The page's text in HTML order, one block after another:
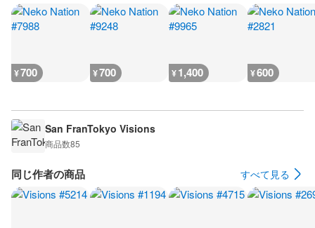
¥700 ¥700 ¥1,400 ¥600
San FranTokyo Visions
商品数85
同じ作者の商品 すべて見る